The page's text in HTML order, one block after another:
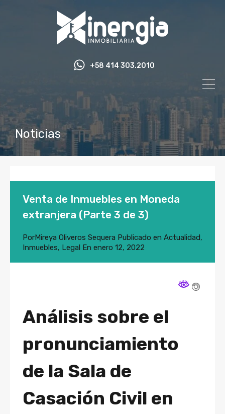
+58 414 303.2010
Noticias
Venta de Inmuebles en Moneda
extranjera (Parte 3 de 3)
PorMireya Oliveros Sequera Publicado en Actualidad,
Inmuebles, Legal En enero 12, 2022
Análisis sobre el
pronunciamiento
de la Sala de
Casación Civil en